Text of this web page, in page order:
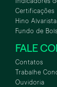
Certificações
Hino Alvarista
Fundo de
FALE
Contatos
Trabalhe
Ouvidoria